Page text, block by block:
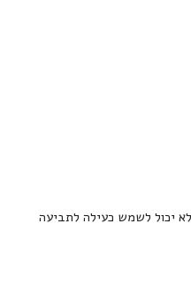
יכול לשמש כעילה לתביעה